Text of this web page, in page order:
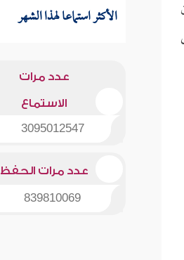
الأكثر استماعا لهذا الشهر
عدد مرات
الاستماع
3095012547
عدد مرات الحفظ
839810069